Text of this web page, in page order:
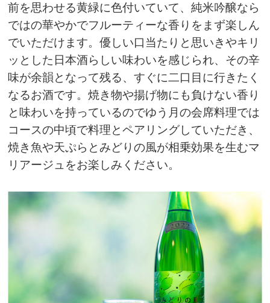
前を思わせる黄緑に色付いていて、純米吟醸なら
ではの華やかでフルーティーな香りをまず楽しん
でいただけます。優しい口当たりと思いきやキリ
ッとした日本酒らしい味わいを感じられ、その辛
味が余韻となって残る、すぐに二口目に行きたく
なるお酒です。焼き物や揚げ物にも負けない香り
と味わいを持っているのでゆう月の会席料理では
コースの中頃で料理とペアリングしていただき、
焼き魚や天ぷらとみどりの風が相乗効果を生むマ
リアージュをお楽しみください。